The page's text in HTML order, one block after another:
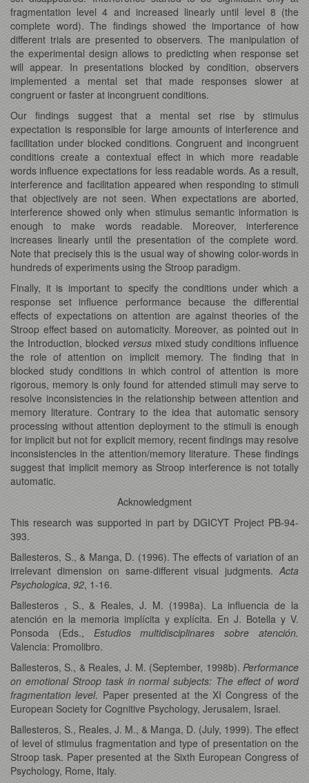
fragmentation level 4 and increased linearly until level 8 (the
complete word). The findings showed the importance of how
different trials are presented to observers. The manipulation of
the experimental design allows to predicting when response set
will appear. In presentations blocked by condition, observers
implemented a mental set that made responses slower at
congruent or faster at incongruent conditions.
Our findings suggest that a mental set rise by stimulus
expectation is responsible for large amounts of interference and
facilitation under blocked conditions. Congruent and incongruent
conditions create a contextual effect in which more readable
words influence expectations for less readable words. As a result,
interference and facilitation appeared when responding to stimuli
that objectively are not seen. When expectations are aborted,
interference showed only when stimulus semantic information is
enough to make words readable. Moreover, interference
increases linearly until the presentation of the complete word.
Note that precisely this is the usual way of showing color-words in
hundreds of experiments using the Stroop paradigm.
Finally, it is important to specify the conditions under which a
response set influence performance because the differential
effects of expectations on attention are against theories of the
Stroop effect based on automaticity. Moreover, as pointed out in
the Introduction, blocked versus mixed study conditions influence
the role of attention on implicit memory. The finding that in
blocked study conditions in which control of attention is more
rigorous, memory is only found for attended stimuli may serve to
resolve inconsistencies in the relationship between attention and
memory literature. Contrary to the idea that automatic sensory
processing without attention deployment to the stimuli is enough
for implicit but not for explicit memory, recent findings may resolve
inconsistencies in the attention/memory literature. These findings
suggest that implicit memory as Stroop interference is not totally
automatic.
Acknowledgment
This research was supported in part by DGICYT Project PB-94-
393.
Ballesteros, S., & Manga, D. (1996). The effects of variation of an
irrelevant dimension on same-different visual judgments. Acta
Psychologica, 92, 1-16.
Ballesteros , S., & Reales, J. M. (1998a). La influencia de la
atención en la memoria implícita y explícita. En J. Botella y V.
Ponsoda (Eds., Estudios multidisciplinares sobre atención.
Valencia: Promolibro.
Ballesteros, S., & Reales, J. M. (September, 1998b). Performance
on emotional Stroop task in normal subjects: The effect of word
fragmentation level. Paper presented at the XI Congress of the
European Society for Cognitive Psychology, Jerusalem, Israel.
Ballesteros, S., Reales, J. M., & Manga, D. (July, 1999). The effect
of level of stimulus fragmentation and type of presentation on the
Stroop task. Paper presented at the Sixth European Congress of
Psychology, Rome, Italy.